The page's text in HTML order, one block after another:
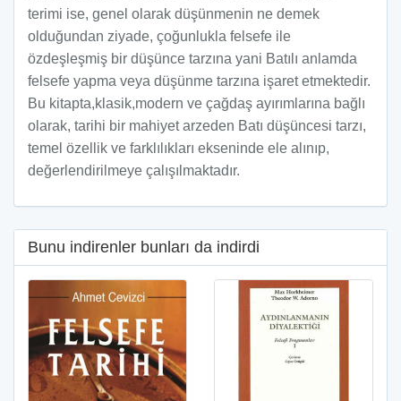
terimi ise, genel olarak düşünmenin ne demek
olduğundan ziyade, çoğunlukla felsefe ile
özdeşleşmiş bir düşünce tarzına yani Batılı anlamda
felsefe yapma veya düşünme tarzına işaret etmektedir.
Bu kitapta,klasik,modern ve çağdaş ayırımlarına bağlı
olarak, tarihi bir mahiyet arzeden Batı düşüncesi tarzı,
temel özellik ve farklılıkları ekseninde ele alınıp,
değerlendirilmeye çalışılmaktadır.
Bunu indirenler bunları da indirdi